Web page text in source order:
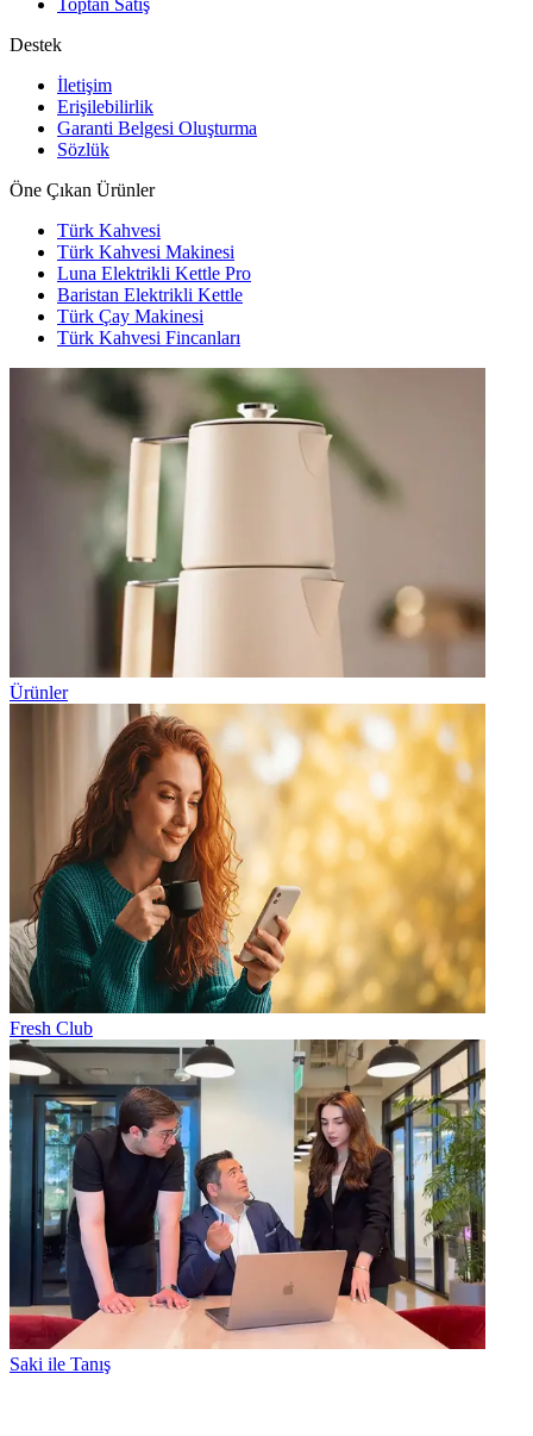
Destek
İletişim
Erişilebilirlik
Garanti Belgesi Oluşturma
Sözlük
Öne Çıkan Ürünler
Türk Kahvesi
Türk Kahvesi Makinesi
Luna Elektrikli Kettle Pro
Baristan Elektrikli Kettle
Türk Çay Makinesi
Türk Kahvesi Fincanları
Ürünler
Fresh Club
Saki ile Tanış